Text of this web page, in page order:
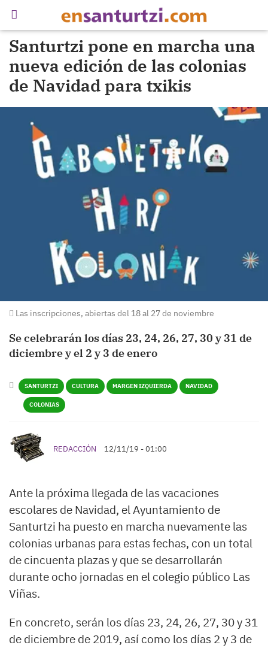
Santurtzi pone en marcha una
nueva edición de las colonias
de Navidad para txikis
Las inscripciones, abiertas del 18 al 27 de noviembre
Se celebrarán los días 23, 24, 26, 27, 30 y 31 de
diciembre y el 2 y 3 de enero
SANTURTZI CULTURA MARGEN IZQUIERDA NAVIDAD
COLONIAS
REDACCIÓN 12/11/19 - 01:00
Ante la próxima llegada de las vacaciones
escolares de Navidad, el Ayuntamiento de
Santurtzi ha puesto en marcha nuevamente las
colonias urbanas para estas fechas, con un total
de cincuenta plazas y que se desarrollarán
durante ocho jornadas en el colegio público Las
Viñas.
En concreto, serán los días 23, 24, 26, 27, 30 y 31
de diciembre de 2019, así como los días 2 y 3 de